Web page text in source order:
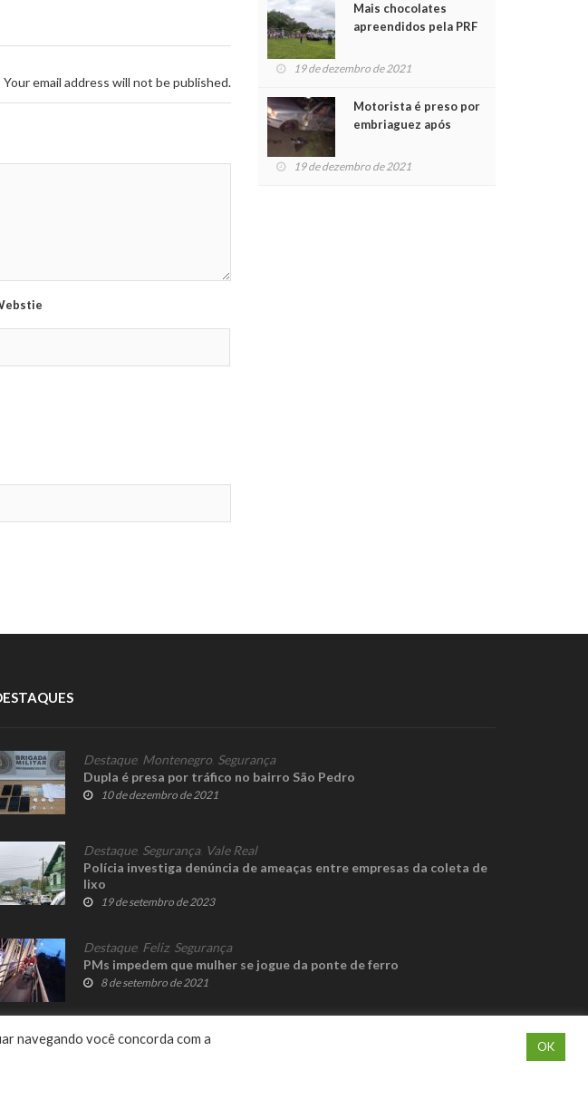
Your email address will not be published.
Mais chocolates
apreendidos pela PRF
crianças no Natal
19 de dezembro de 2021
Motorista é preso por
embriaguez após
feridos
19 de dezembro de 2021
Destaque, Montenegro Segurança
Dupla é presa por tráfico no bairro São Pedro
10 de dezembro de 2021
Destaque, Segurança, Vale Real
Polícia investiga denúncia de ameaças entre empresas da coleta de
lixo
19 de setembro de 2023
Destaque, Feliz, Segurança
PMs impedem que mulher se jogue da ponte de ferro
8 de setembro de 2021
navegando você concorda com a
OK